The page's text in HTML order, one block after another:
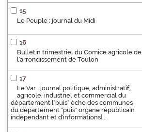
15
Le Peuple : journal du Midi
16
Bulletin trimestriel du Comice agricole de
l'arrondissement de Toulon
17
Le Var : journal politique, administratif,
agricole, industriel et commercial du
département ["puis" écho des communes
du département "puis" organe républicain
indépendant et d'informations]...